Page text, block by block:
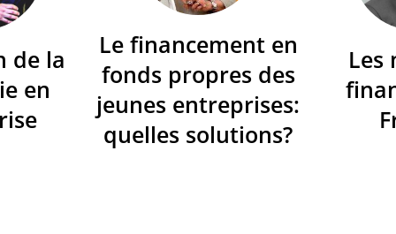
de la
en
Le financement en
fonds propres des
jeunes entreprises:
quelles solutions?
Les